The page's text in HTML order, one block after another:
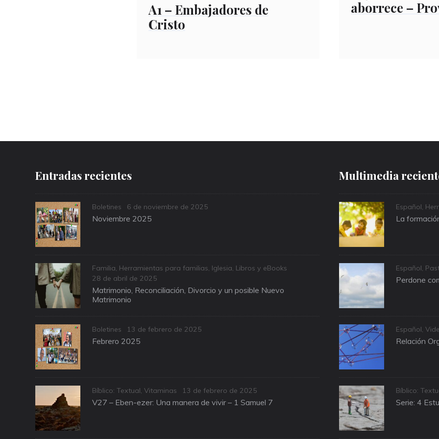
A1 – Embajadores de
Cristo
aborrece –
Entradas recientes
Categories
Boletines
Posted
on
6 de noviembre de 2025
Noviembre 2025
Categories
Familia, Herramientas para familias, Iglesia, Libros y eBooks
Posted
on
28 de abril de 2025
Matrimonio, Reconciliación, Divorcio y un posible Nuevo
Matrimonio
Categories
Boletines
Posted
on
13 de febrero de 2025
Febrero 2025
Categories
Bíblico: Textual,Vitaminas
Posted
on
13 de febrero de 2025
V27 – Eben-ezer: Una manera de vivir – 1 Samuel 7
Multimedia
Categories
Español,
La
Categories
Español,
Perdone
Categories
Español,
Relación
Categories
Bíblico:
Serie: 4